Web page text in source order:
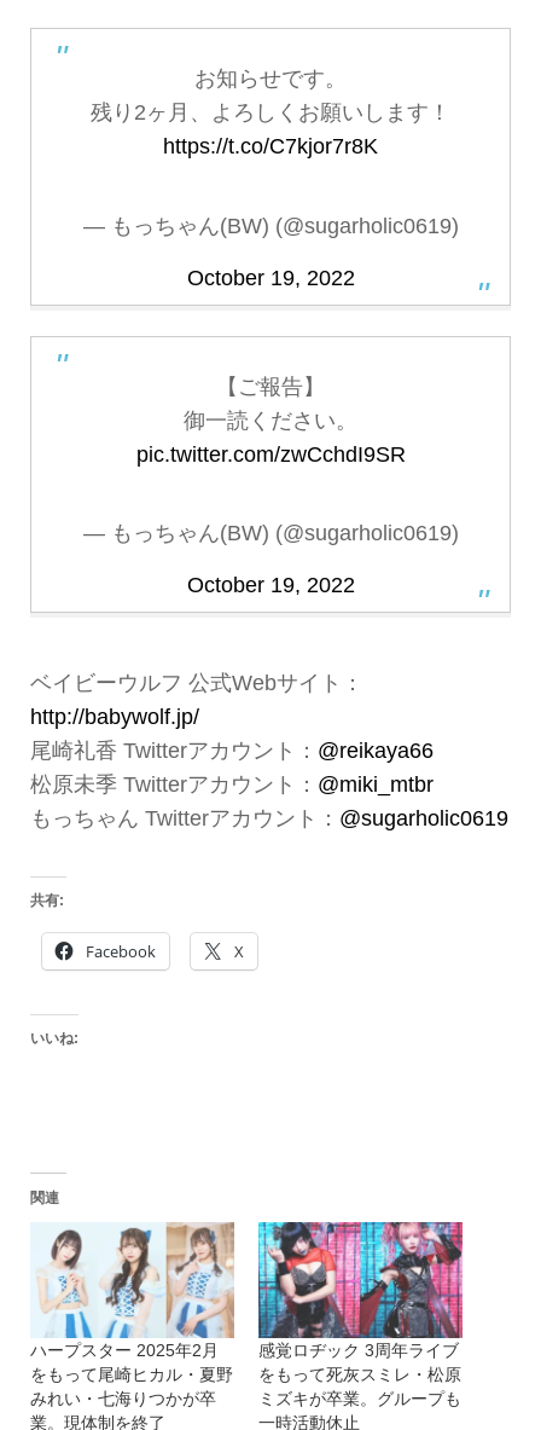
お知らせです。
残り2ヶ月、よろしくお願いします！
https://t.co/C7kjor7r8K
— もっちゃん(BW) (@sugarholic0619)
October 19, 2022
【ご報告】
御一読ください。
pic.twitter.com/zwCchdI9SR
— もっちゃん(BW) (@sugarholic0619)
October 19, 2022
ベイビーウルフ 公式Webサイト：
http://babywolf.jp/
尾崎礼香 Twitterアカウント： @reikaya66
松原未季 Twitterアカウント： @miki_mtbr
もっちゃん Twitterアカウント： @sugarholic0619
共有:
Facebook X
いいね:
関連
ハープスター 2025年2月
をもって尾崎ヒカル・夏野
みれい・七海りつかが卒
業。現体制を終了
感覚ロヂック 3周年ライブ
をもって死灰スミレ・松原
ミズキが卒業。グループも
一時活動休止